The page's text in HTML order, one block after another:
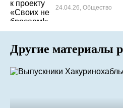
24.04.26, Общество
Другие материалы